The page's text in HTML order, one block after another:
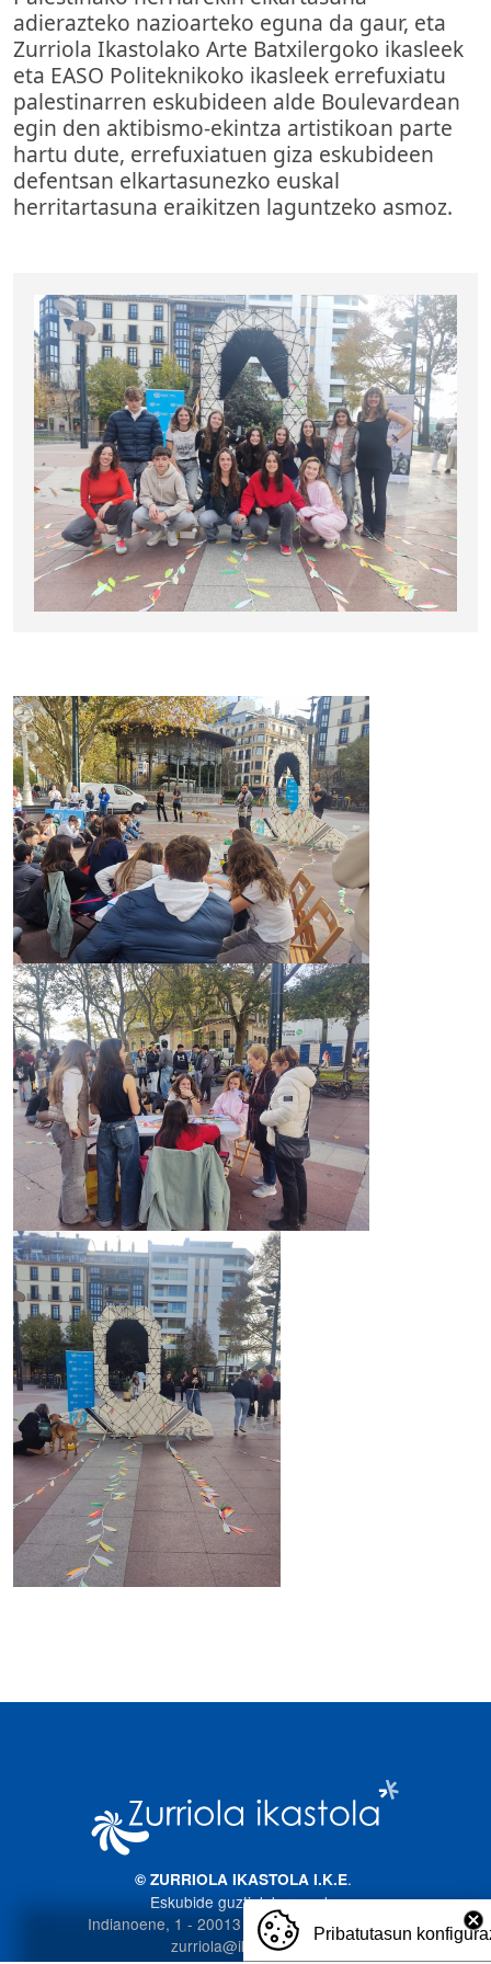
adierazteko nazioarteko eguna da gaur, eta
Zurriola Ikastolako Arte Batxilergoko ikasleek
eta EASO Politeknikoko ikasleek errefuxiatu
palestinarren eskubideen alde Boulevardean
egin den aktibismo-ekintza artistikoan parte
hartu dute, errefuxiatuen giza eskubideen
defentsan elkartasunezko euskal
herritartasuna eraikitzen laguntzeko asmoz.
© ZURRIOLA IKASTOLA I.K.E.
Eskubide guztiak bere esku
Indianoene, 1 - 20013 Donostia. 943 272 587
zurriola@ikastola.eus
Pribatutasun